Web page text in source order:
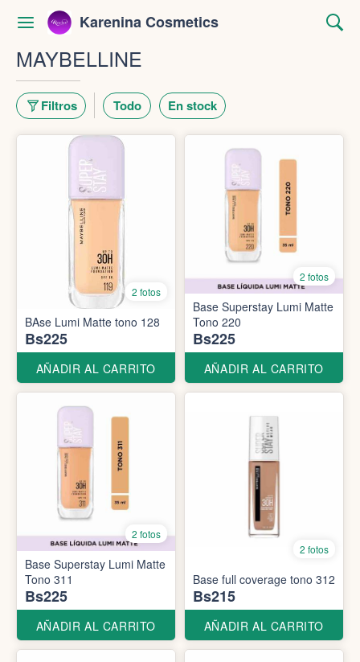
Karenina Cosmetics
MAYBELLINE
Filtros Todo En stock
2 fotos
BAse Lumi Matte tono 128
Bs225
AÑADIR AL CARRITO
2 fotos
Base Superstay Lumi Matte
Tono 220
Bs225
AÑADIR AL CARRITO
2 fotos
Base Superstay Lumi Matte
Tono 311
Bs225
AÑADIR AL CARRITO
2 fotos
Base full coverage tono 312
Bs215
AÑADIR AL CARRITO